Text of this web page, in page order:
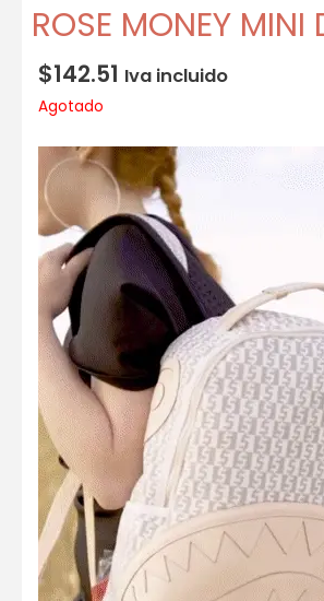
ROSE MONEY MINI
$142.51 Iva incluido
Agotado